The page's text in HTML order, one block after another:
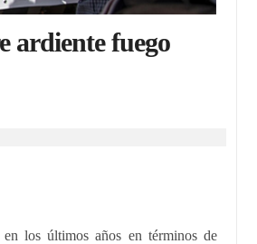
ardiente fuego
los últimos años en términos de